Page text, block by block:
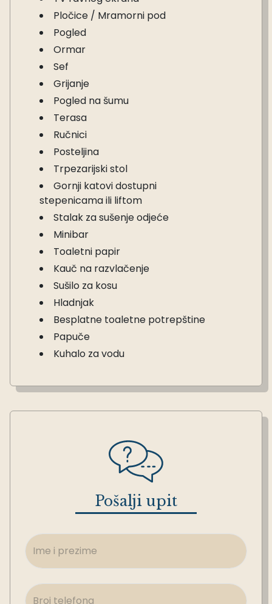
Pločice / Mramorni pod
Pogled
Ormar
Sef
Grijanje
Pogled na šumu
Terasa
Ručnici
Posteljina
Trpezarijski stol
Gornji katovi dostupni
stepenicama ili liftom
Stalak za sušenje odjeće
Minibar
Toaletni papir
Kauč na razvlačenje
Sušilo za kosu
Hladnjak
Besplatne toaletne potrepštine
Papuče
Kuhalo za vodu
Pošalji upit